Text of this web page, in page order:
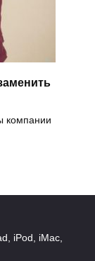
компании
iPod, iMac,